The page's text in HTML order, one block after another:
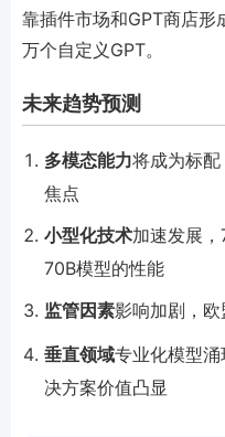
靠插件市场和GPT商店
万个自定义GPT。
未来趋势预测
多模态能力将成为标
焦点
小型化技术加速发展
70B模型的性能
监管因素影响加剧，
垂直领域专业化模型
决方案价值凸显